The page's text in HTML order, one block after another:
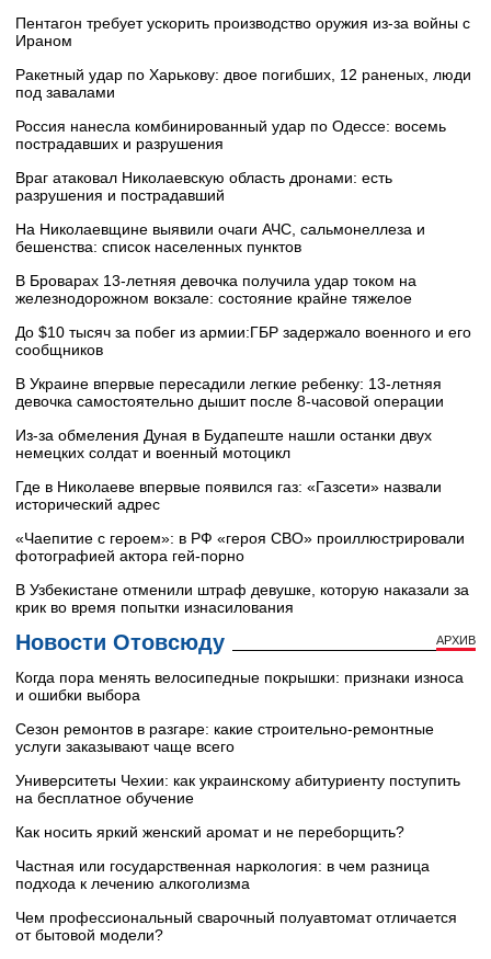
Пентагон требует ускорить производство оружия из-за войны с
Ираном
Ракетный удар по Харькову: двое погибших, 12 раненых, люди
под завалами
Россия нанесла комбинированный удар по Одессе: восемь
пострадавших и разрушения
Враг атаковал Николаевскую область дронами: есть
разрушения и пострадавший
На Николаевщине выявили очаги АЧС, сальмонеллеза и
бешенства: список населенных пунктов
В Броварах 13-летняя девочка получила удар током на
железнодорожном вокзале: состояние крайне тяжелое
До $10 тысяч за побег из армии:ГБР задержало военного и его
сообщников
В Украине впервые пересадили легкие ребенку: 13-летняя
девочка самостоятельно дышит после 8-часовой операции
Из-за обмеления Дуная в Будапеште нашли останки двух
немецких солдат и военный мотоцикл
Где в Николаеве впервые появился газ: «Газсети» назвали
исторический адрес
«Чаепитие с героем»: в РФ «героя СВО» проиллюстрировали
фотографией актора гей-порно
В Узбекистане отменили штраф девушке, которую наказали за
крик во время попытки изнасилования
Новости Отовсюду АРХИВ
Когда пора менять велосипедные покрышки: признаки износа
и ошибки выбора
Сезон ремонтов в разгаре: какие строительно-ремонтные
услуги заказывают чаще всего
Университеты Чехии: как украинскому абитуриенту поступить
на бесплатное обучение
Как носить яркий женский аромат и не переборщить?
Частная или государственная наркология: в чем разница
подхода к лечению алкоголизма
Чем профессиональный сварочный полуавтомат отличается
от бытовой модели?